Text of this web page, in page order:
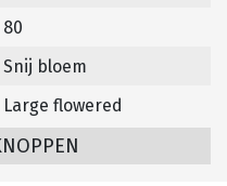
80
Snij bloem
Large flowered